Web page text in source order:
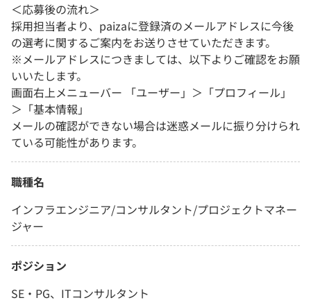
＜応募後の流れ＞
採用担当者より、paizaに登録済のメールアドレスに今後
の選考に関するご案内をお送りさせていただきます。
※メールアドレスにつきましては、以下よりご確認をお願
いいたします。
画面右上メニューバー 「ユーザー」＞「プロフィール」
＞「基本情報」
メールの確認ができない場合は迷惑メールに振り分けられ
ている可能性があります。
職種名
インフラエンジニア/コンサルタント/プロジェクトマネー
ジャー
ポジション
SE・PG、ITコンサルタント